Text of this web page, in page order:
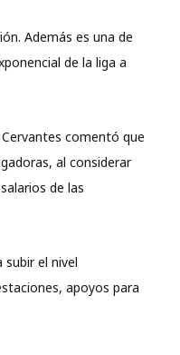
Además es una de
de la liga a
comentó que
al considerar
de las
el nivel
apoyos para